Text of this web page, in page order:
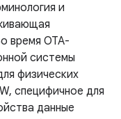
и
время OTA-
системы
физических
специфичное для
данные